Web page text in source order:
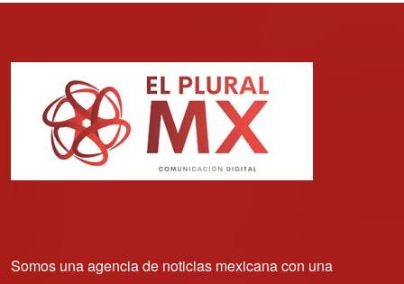
Somos una agencia de noticias mexicana con una